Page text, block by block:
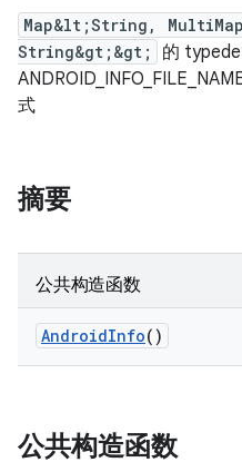
Map&lt;String,
String&gt;&gt;
的
式
摘要
公共构造函数
AndroidInfo()
公共构造函数